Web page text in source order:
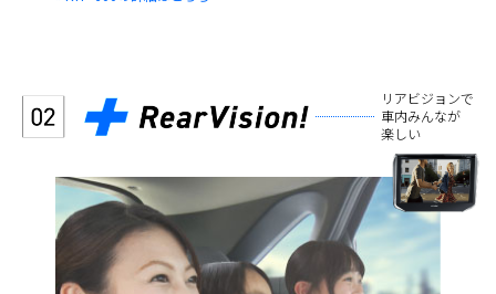
リアビジョンで
車内みんなが
楽しい